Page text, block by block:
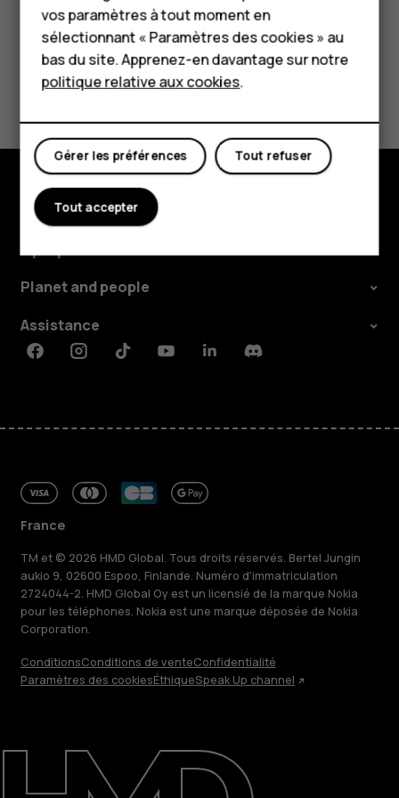
Tablettes
Boutique
Réparer, réutiliser, recycler
Responsable
Avez-vous trouvé cela utile?
Boutique
Planet and people
Assistance
FacebookInstagramTiktokYoutubeLinkedinDiscord
France
TM et © 2026 HMD Global. Tous droits réservés. Bertel Jungin
aukio 9, 02600 Espoo, Finlande. Numéro d'immatriculation
2724044-2. HMD Global Oy est un licensié de la marque Nokia
pour les téléphones. Nokia est une marque déposée de Nokia
Corporation.
ConditionsConditions de venteConfidentialité
Paramètres des cookiesÉthiqueSpeak Up channel
vos paramètres à tout moment en
sélectionnant « Paramètres des cookies » au
bas du site. Apprenez-en davantage sur notre
politique relative aux cookies.
Tout refuser
Gérer les préférences
Tout accepter